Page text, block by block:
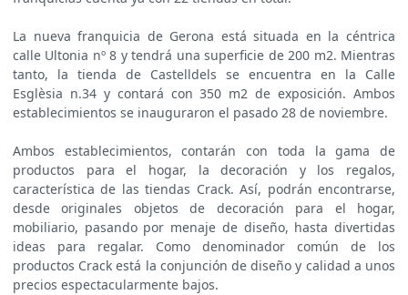
La nueva franquicia de Gerona está situada en la céntrica
calle Ultonia nº 8 y tendrá una superficie de 200 m2. Mientras
tanto, la tienda de Castelldels se encuentra en la Calle
Esglèsia n.34 y contará con 350 m2 de exposición. Ambos
establecimientos se inauguraron el pasado 28 de noviembre.
Ambos establecimientos, contarán con toda la gama de
productos para el hogar, la decoración y los regalos,
característica de las tiendas Crack. Así, podrán encontrarse,
desde originales objetos de decoración para el hogar,
mobiliario, pasando por menaje de diseño, hasta divertidas
ideas para regalar. Como denominador común de los
productos Crack está la conjunción de diseño y calidad a unos
precios espectacularmente bajos.